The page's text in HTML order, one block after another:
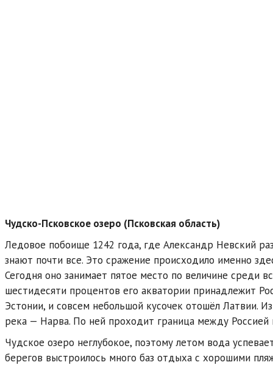
Чудско-Псковское озеро (Псковская область)
Ледовое побоище 1242 года, где Александр Невский
знают почти все. Это сражение происходило именно
Сегодня оно занимает пятое место по величине среди
шестидесяти процентов его акватории принадлежит
Эстонии, и совсем небольшой кусочек отошёл Латвии.
река — Нарва. По ней проходит граница между Россией
Чудское озеро неглубокое, поэтому летом вода
берегов выстроилось много баз отдыха с хорошими